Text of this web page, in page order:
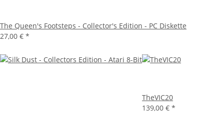
The Queen's Footsteps - Collector's Edition - PC Diskette
27,00 € *
TheVIC20
139,00 € *